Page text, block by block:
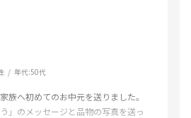
年代:50代
族へ初めてのお中元を送りました。
」のメッセージと品物の写真を送っ